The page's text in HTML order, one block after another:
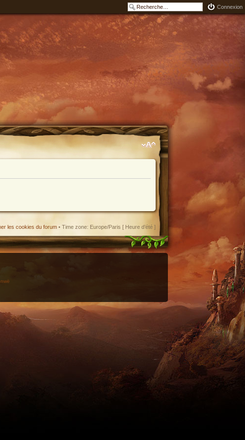
Connexion
les cookies du forum • Time zone: Europe/Paris [ Heure d’été ]
prenant en charge le format iCal.